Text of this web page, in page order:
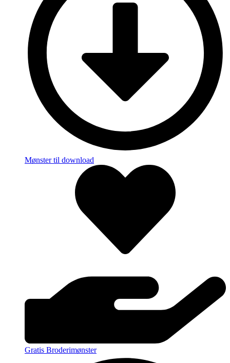
Mønster til download
Gratis Broderimønster